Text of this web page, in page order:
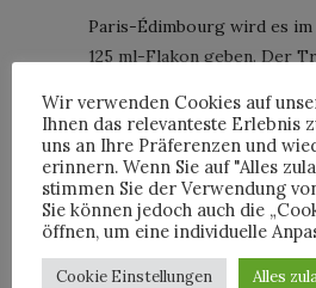
Paris-Édimbourg wird es
125 ml-Flakon geben. Der
sind allesamt unisex) kann
wieder richtig möglich ist,
Geiste auf eine
BEAUTY CHANEL OLIVIER
SPRING-SUMMER
Wir verwenden Cookies auf
Ihnen das relevanteste Erlebnis
uns an Ihre Präferenzen und
erinnern. Wenn Sie auf "Alles
stimmen Sie der Verwendung
Sie können jedoch auch die
öffnen, um eine individuelle
Cookie Einstellungen Alles